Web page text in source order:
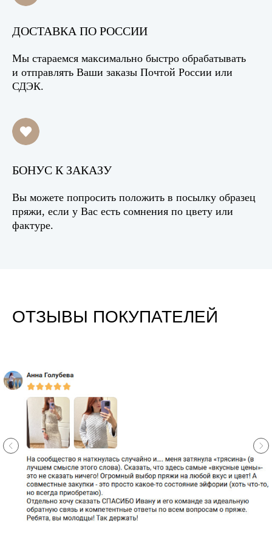
ДОСТАВКА ПО РОССИИ
Мы стараемся максимально быстро обрабатывать
и отправлять Ваши заказы Почтой России или
СДЭК.
БОНУС К ЗАКАЗУ
Вы можете попросить положить в посылку образец
пряжи, если у Вас есть сомнения по цвету или
фактуре.
ОТЗЫВЫ ПОКУПАТЕЛЕЙ